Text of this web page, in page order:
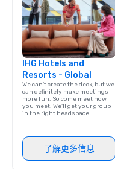
IHG Hotels and
Resorts - Global
We can't create the deck, but we
can definitely make meetings
more fun. So come meet how
you meet. We'll get your group
in the right headspace.
了解更多信息